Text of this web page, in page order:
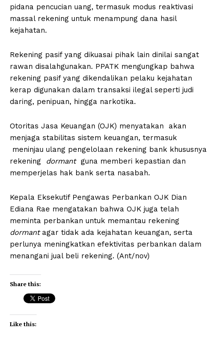
pidana pencucian uang, termasuk modus reaktivasi
massal rekening untuk menampung dana hasil
kejahatan.
Rekening pasif yang dikuasai pihak lain dinilai sangat
rawan disalahgunakan. PPATK mengungkap bahwa
rekening pasif yang dikendalikan pelaku kejahatan
kerap digunakan dalam transaksi ilegal seperti judi
daring, penipuan, hingga narkotika.
Otoritas Jasa Keuangan (OJK) menyatakan akan
menjaga stabilitas sistem keuangan, termasuk
meninjau ulang pengelolaan rekening bank khususnya
rekening dormantguna memberi kepastian dan
memperjelas hak bank serta nasabah.
Kepala Eksekutif Pengawas Perbankan OJK Dian
Ediana Rae mengatakan bahwa OJK juga telah
meminta perbankan untuk memantau rekening
dormantagar tidak ada kejahatan keuangan, serta
perlunya meningkatkan efektivitas perbankan dalam
menangani jual beli rekening. (Ant/nov)
Share this:
Like this: